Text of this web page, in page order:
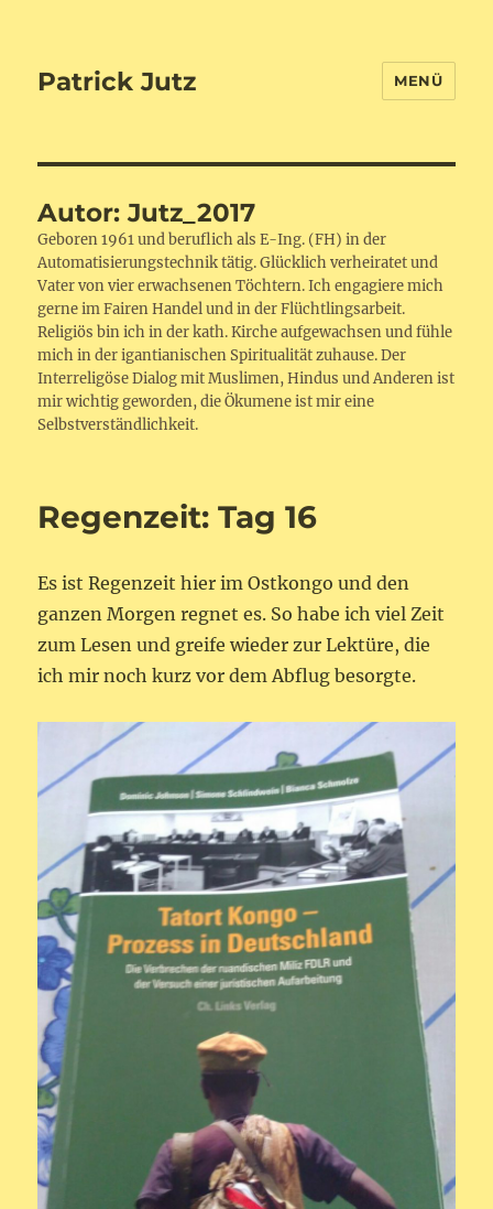
Patrick Jutz MENÜ
Autor:Jutz_2017
Geboren 1961 und beruflich als E-Ing. (FH) in der
Automatisierungstechnik tätig. Glücklich verheiratet und
Vater von vier erwachsenen Töchtern. Ich engagiere mich
gerne im Fairen Handel und in der Flüchtlingsarbeit.
Religiös bin ich in der kath. Kirche aufgewachsen und fühle
mich in der igantianischen Spiritualität zuhause. Der
Interreligöse Dialog mit Muslimen, Hindus und Anderen ist
mir wichtig geworden, die Ökumene ist mir eine
Selbstverständlichkeit.
Regenzeit: Tag 16
Es ist Regenzeit hier im Ostkongo und den
ganzen Morgen regnet es. So habe ich viel Zeit
zum Lesen und greife wieder zur Lektüre, die
ich mir noch kurz vor dem Abflug besorgte.